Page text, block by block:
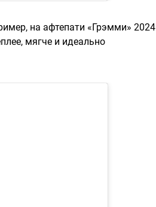
на афтепати «Грэмми» 2024
мягче и идеально